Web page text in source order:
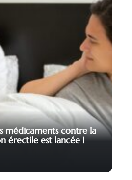
médicaments contre la
érectile est lancée !